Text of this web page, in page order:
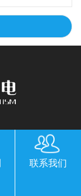
联系我们